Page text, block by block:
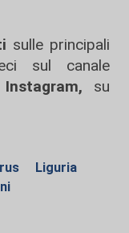
sulle principali
sul canale
Instagram, su
Liguria